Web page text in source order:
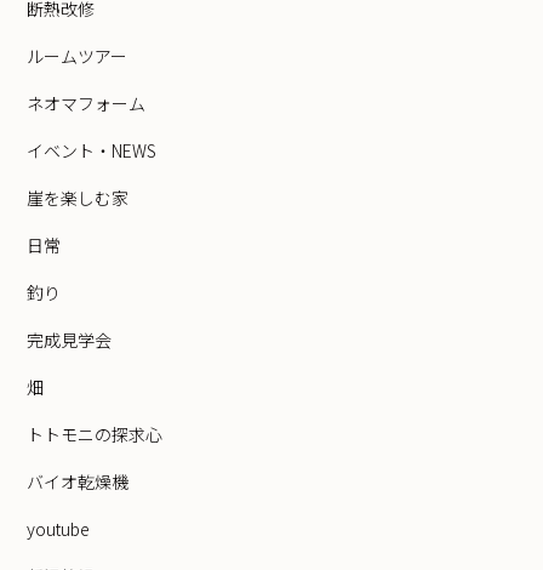
断熱改修
ルームツアー
ネオマフォーム
イベント・NEWS
崖を楽しむ家
日常
釣り
完成見学会
畑
トトモニの探求心
バイオ乾燥機
youtube